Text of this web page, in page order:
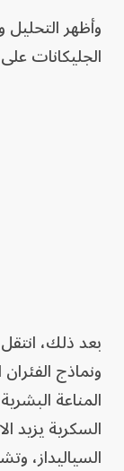
وأظهر
الجليكانات
بعد ذلك، انتقل
ونماذج
المناعة
السكرية يزيد
السياليداز،